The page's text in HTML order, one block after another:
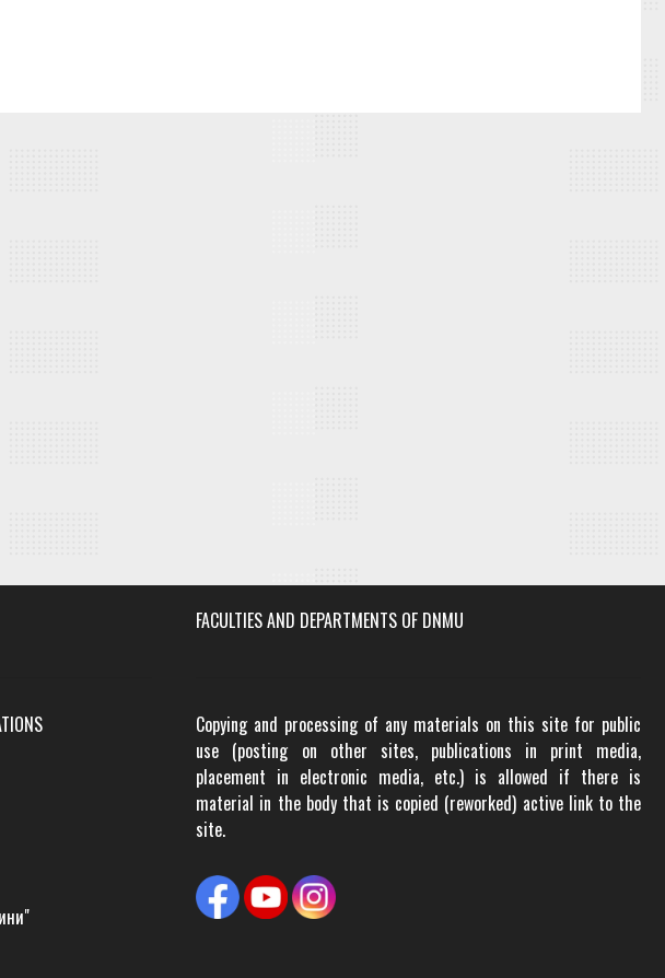
FACULTIES AND DEPARTMENTS OF DNMU
Copying and processing of any materials on this site for public
use (posting on other sites, publications in print media,
placement in electronic media, etc.) is allowed if there is
material in the body that is copied (reworked) active link to the
site.